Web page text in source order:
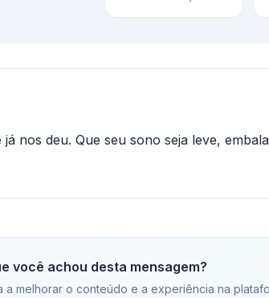
nos deu. Que seu sono seja leve,
você achou desta mensagem?
a melhorar o conteúdo e a experiência na